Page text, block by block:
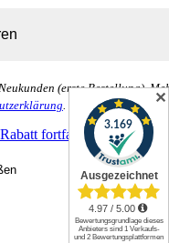
(erste Bestellung).
fortfahren
✕